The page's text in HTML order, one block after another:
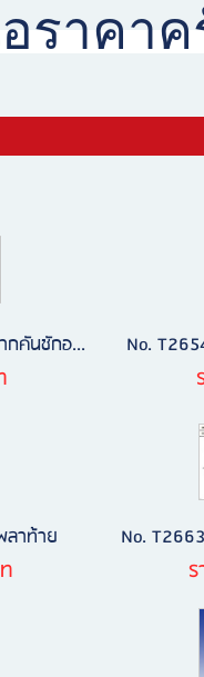
ราคาค
กคันชักอ... No.
ลาท้าย No.